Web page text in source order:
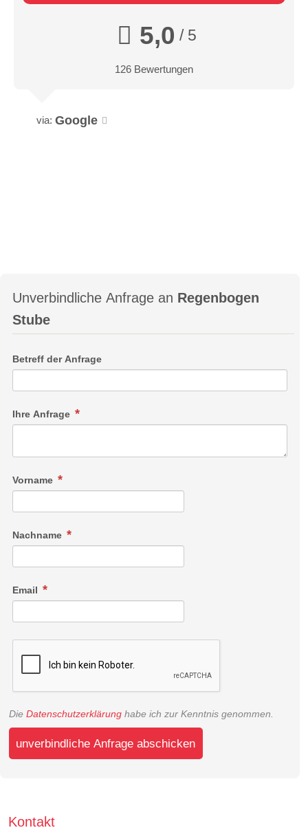
5,0 / 5
126 Bewertungen
via: Google
Unverbindliche Anfrage an Regenbogen
Stube
Betreff der Anfrage
Ihre Anfrage
Vorname
Nachname
Email
Die Datenschutzerklärung habe ich zur Kenntnis genommen.
unverbindliche Anfrage abschicken
Kontakt